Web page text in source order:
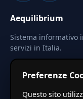
Aequilibrium
Sistema informativo
servizi in Italia.
Le stime pubblicate
Preferenze
Questo sito